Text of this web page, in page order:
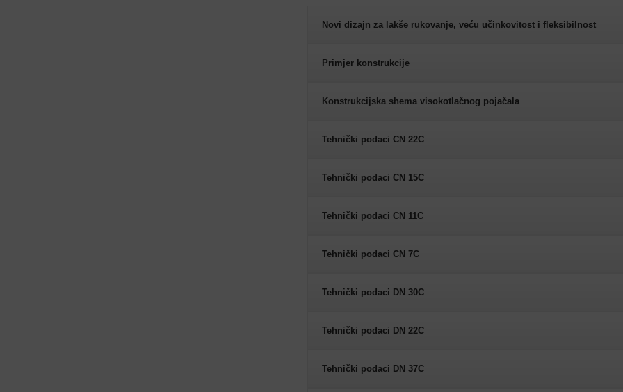
Novi dizajn za lakše rukovanje, veću učinkovitost i fleksibilnost
Primjer konstrukcije
Konstrukcijska shema visokotlačnog pojačala
Tehnički podaci CN 22C
Tehnički podaci CN 15C
Tehnički podaci CN 11C
Tehnički podaci CN 7C
Tehnički podaci DN 30C
Tehnički podaci DN 22C
Tehnički podaci DN 37C